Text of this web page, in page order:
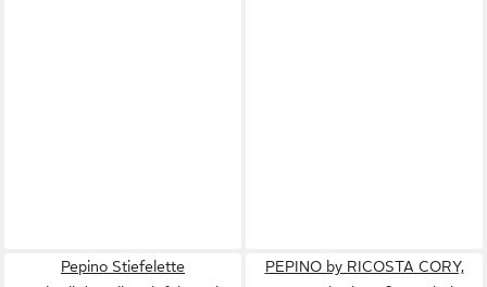
Pepino Stiefelette
PEPINO by RICOSTA CORY,